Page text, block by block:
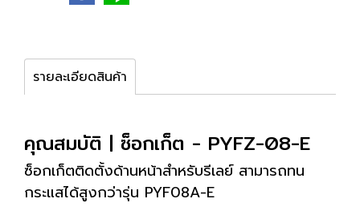
รายละเอียดสินค้า
คุณสมบัติ | ซ็อกเก็ต - PYFZ-08-E
ซ็อกเก็ตติดตั้งด้านหน้าสำหรับรีเลย์ สามารถทน
กระแสได้สูงกว่ารุ่น PYF08A-E